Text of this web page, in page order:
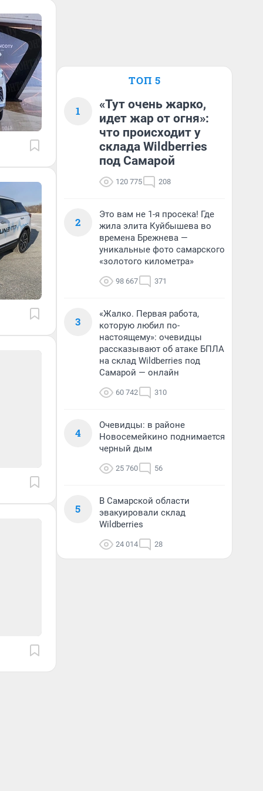
ТОП 5
1
«Тут очень жарко,
идет жар от огня»:
что происходит у
склада Wildberries
под Самарой
120 775 208
2
Это вам не 1-я просека! Где
жила элита Куйбышева во
времена Брежнева —
уникальные фото самарского
«золотого километра»
98 667 371
3
«Жалко. Первая работа,
которую любил по-
настоящему»: очевидцы
рассказывают об атаке БПЛА
на склад Wildberries под
Самарой — онлайн
60 742 310
4
Очевидцы: в районе
Новосемейкино поднимается
черный дым
25 760 56
5
В Самарской области
эвакуировали склад
Wildberries
24 014 28